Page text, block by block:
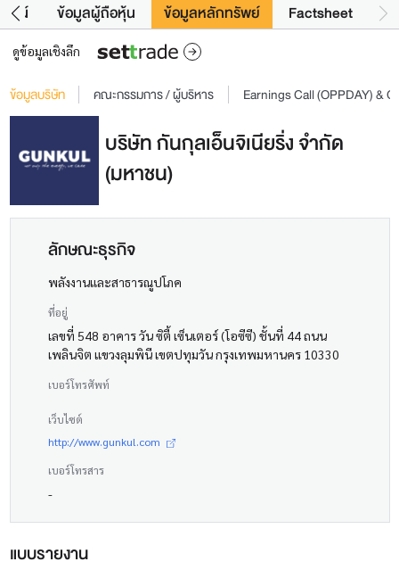
ยชน์ ข้อมูลผู้ถือหุ้น ข้อมูลหลักทรัพย์ Factsheet
ดูข้อมูลเชิงลึก
ข้อมูลบริษัท คณะกรรมการ / ผู้บริหาร Earnings Call (OPPDAY) &
บริษัท กันกุลเอ็นจิเนียริ่ง จำกัด
(มหาชน)
ลักษณะธุรกิจ
พลังงานและสาธารณูปโภค
ที่อยู่
เลขที่ 548 อาคาร วัน ซิตี้ เซ็นเตอร์ (โอซีซี) ชั้นที่ 44 ถนน
เพลินจิต แขวงลุมพินี เขตปทุมวัน กรุงเทพมหานคร 10330
เบอร์โทรศัพท์
เว็บไซต์
http://www.gunkul.com
เบอร์โทรสาร
-
แบบรายงาน